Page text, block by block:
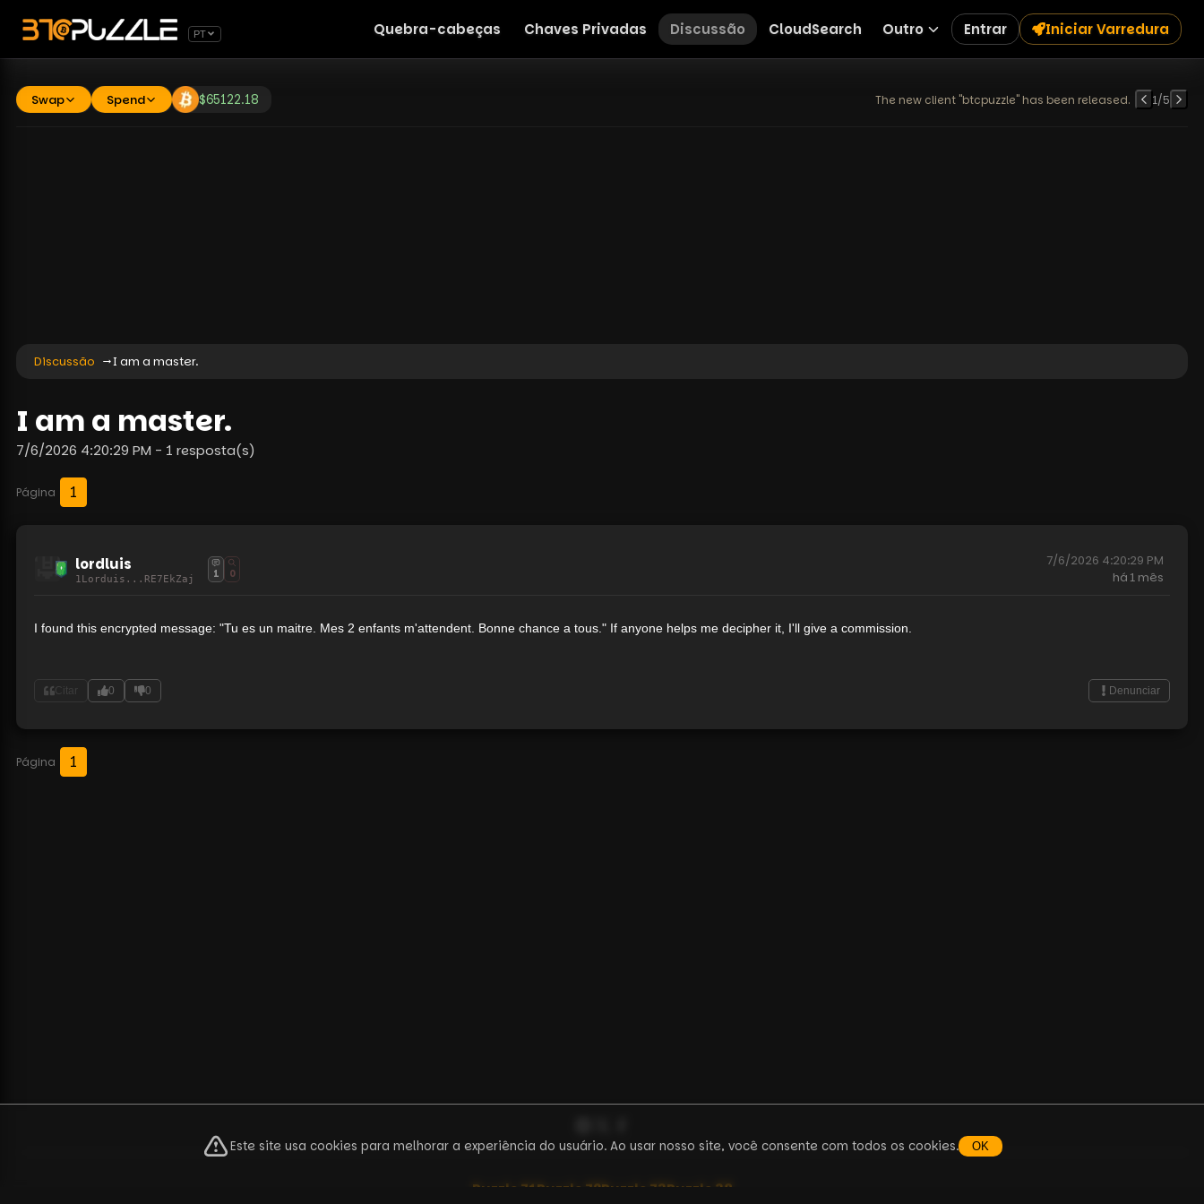
PT Quebra-cabeças Chaves Privadas Discussão CloudSearch Outro Entrar Iniciar Varredura
Swap Spend $65122.18 The new client "btcpuzzle" has been released. 1/5
Discussão I am a master.
I am a master.
7/6/2026 4:20:29 PM - 1 resposta(s)
Página 1
lordluis
1Lorduis...RE7EkZaj 1 0
7/6/2026 4:20:29 PM
há 1 mês
I found this encrypted message: "Tu es un maitre. Mes 2 enfants m'attendent. Bonne chance a tous." If anyone helps me decipher it, I'll give a commission.
Citar 0 0 Denunciar
Página 1
Puzzle 71Puzzle 72Puzzle 73Puzzle 38
Este site usa cookies para melhorar a experiência do usuário. Ao usar nosso site, você consente com todos os cookies. OK